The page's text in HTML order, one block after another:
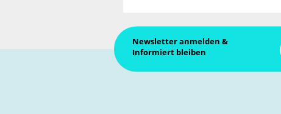
Newsletter anmelden &
Informiert bleiben